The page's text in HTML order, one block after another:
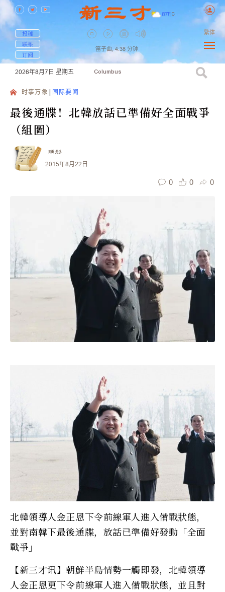
87F| C
投稿
联系
订阅
笛子曲, 4:38 分钟
繁体
2026年8月7日 星期五 Columbus
时事万象 国际要闻
最後通牒！北韓放話已準備好全面戰爭
（組圖）
瑀彤
2015年8月22日
0 0 0
北韓領導人金正恩下令前線軍人進入備戰狀態，
並對南韓下最後通牒，放話已準備好發動「全面
戰爭」
【新三才讯】朝鮮半島情勢一觸即發，北韓領導
人金正恩更下令前線軍人進入備戰狀態，並且對